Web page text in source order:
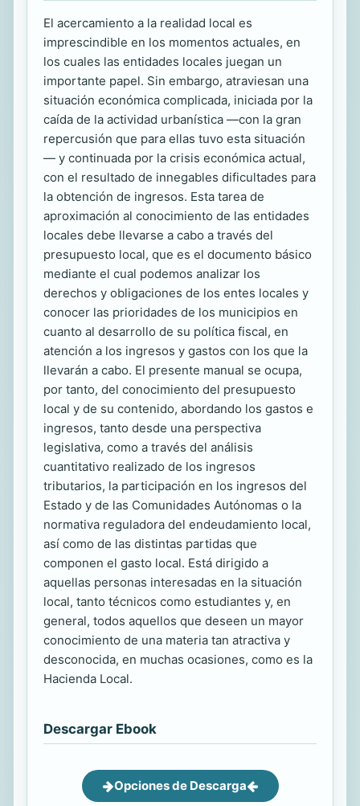
El acercamiento a la realidad local es
imprescindible en los momentos actuales, en
los cuales las entidades locales juegan un
importante papel. Sin embargo, atraviesan una
situación económica complicada, iniciada por la
caída de la actividad urbanística —con la gran
repercusión que para ellas tuvo esta situación
— y continuada por la crisis económica actual,
con el resultado de innegables dificultades para
la obtención de ingresos. Esta tarea de
aproximación al conocimiento de las entidades
locales debe llevarse a cabo a través del
presupuesto local, que es el documento básico
mediante el cual podemos analizar los
derechos y obligaciones de los entes locales y
conocer las prioridades de los municipios en
cuanto al desarrollo de su política fiscal, en
atención a los ingresos y gastos con los que la
llevarán a cabo. El presente manual se ocupa,
por tanto, del conocimiento del presupuesto
local y de su contenido, abordando los gastos e
ingresos, tanto desde una perspectiva
legislativa, como a través del análisis
cuantitativo realizado de los ingresos
tributarios, la participación en los ingresos del
Estado y de las Comunidades Autónomas o la
normativa reguladora del endeudamiento local,
así como de las distintas partidas que
componen el gasto local. Está dirigido a
aquellas personas interesadas en la situación
local, tanto técnicos como estudiantes y, en
general, todos aquellos que deseen un mayor
conocimiento de una materia tan atractiva y
desconocida, en muchas ocasiones, como es la
Hacienda Local.
Descargar Ebook
Opciones de Descarga